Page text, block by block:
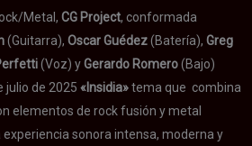
Metal, CG Project, conformada
(Guitarra), Oscar Guédez(Batería), Greg
(Voz) yGerardo Romero(Bajo)
julio de 2025 «Insidia»tema que combina
elementos de rock fusión y metal
sonora intensa, moderna y